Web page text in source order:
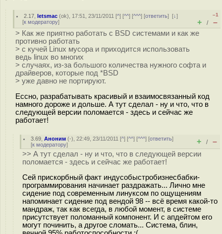
2.17 ,letsmac (ok), 17:51, 23/11/2011 [^] [^^] [^^^] [ответить][↓]
[к модератору]
–1
+ / –
> Как же приятно работать с BSD системами и как же
противно работать
> с кучей Linux мусора и приходится использовать
ведь linux во многих
> случаях, из-за большого количества нужного софта и
драйверов, которые под *BSD
> уже давно не портируют.
Ессно, разрабатывать красивый и взаимосвязанный код
намного дороже и дольше. А тут сделал - ну и что, что в
следующей версии поломается - здесь и сейчас же
работает!
3.69 ,Аноним (-), 22:49, 23/11/2011 [^] [^^] [^^^] [ответить]
[к модератору] + / –
>> А тут сделал - ну и что, что в следующей версии
поломается - здесь и сейчас же работает!
Сей прискорбный факт индусобыстробизнесбабки-
программирования начинает раздражать... Лично мне
сидение под современным линуксом по ощущениям
напоминает сидение под вендой 98 -- всё время какой-то
мандраж, так как всегда, в любой момент, в системе
присутствует поломанный компонент. И с апдейтом его
могут починить, а другое сломать... Система, блин,